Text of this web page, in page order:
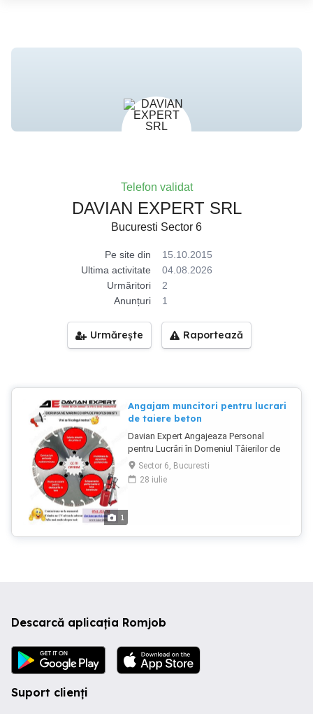
Telefon validat
DAVIAN EXPERT SRL
Bucuresti Sector 6
Pe site din
15.10.2015
Ultima activitate
04.08.2026
Urmăritori
2
Anunțuri
1
Urmărește Raportează
1
Angajam muncitori pentru lucrari
de taiere beton
Davian Expert Angajeaza Personal
pentru Lucrări în Domeniul Tăierilor de
Beton Oferim: Contract de Muncă
Salariu Atractiv Diurnă pentru
Deplasările în afara Bucureștiului Cursuri
Sector 6, Bucuresti
28 iulie
Descarcă aplicația Romjob
Suport clienți